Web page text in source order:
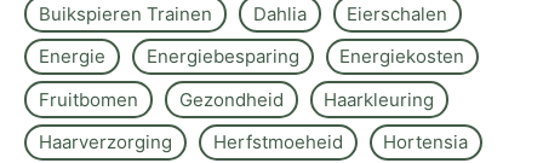
Buikspieren Trainen
Dahlia
Eierschalen
Energie
Energiebesparing
Energiekosten
Fruitbomen
Gezondheid
Haarkleuring
Haarverzorging
Herfstmoeheid
Hortensia